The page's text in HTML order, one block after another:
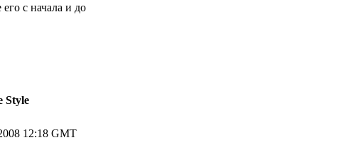
с начала и до
Style
12:18 GMT